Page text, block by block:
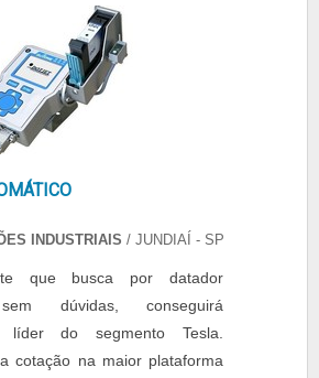
e ribbons para
a satisfação da venda à
INDUSTRIAIS / JUNDIAÍ - SP
que busca por datador
dúvidas, conseguirá
líder do segmento Tesla.
cotação na maior plataforma